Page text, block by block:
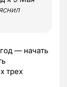
— начать
трех